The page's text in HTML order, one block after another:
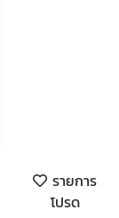
รายการ
โปรด